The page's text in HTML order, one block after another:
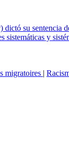
su
y
migratoires |